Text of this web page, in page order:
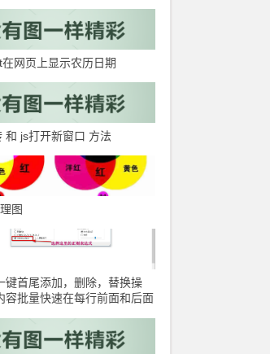
网页上显示农历日期
和 js打开新窗口 方法
图
键首尾添加，删除，替换操
容批量快速在每行前面和后面